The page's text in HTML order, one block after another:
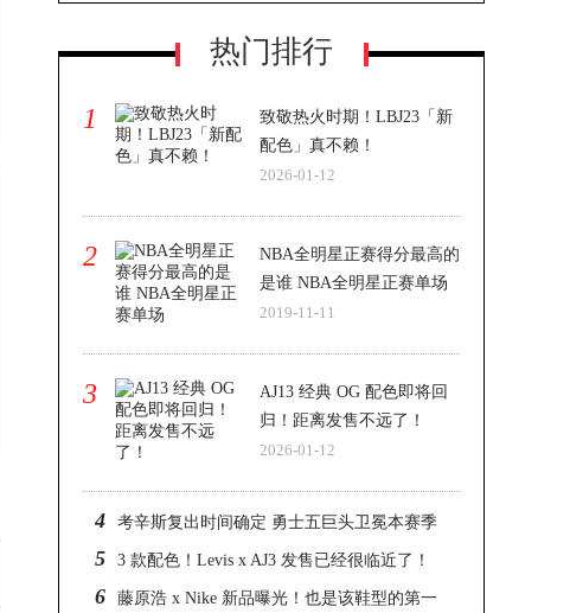
热门排行
1
致敬热火时期！LBJ23「新
配色」真不赖！
2026-01-12
2
NBA全明星正赛得分最高的
是谁 NBA全明星正赛单场
2019-11-11
3
AJ13 经典 OG 配色即将回
归！距离发售不远了！
2026-01-12
4 考辛斯复出时间确定 勇士五巨头卫冕本赛季
冠军
5 3 款配色！Levis x AJ3 发售已经很临近了！
6 藤原浩 x Nike 新品曝光！也是该鞋型的第一